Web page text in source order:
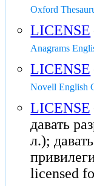
Oxford
LICENSE
Anagrams
LICENSE
Novell English
LICENSE
давать
л.);
licensed